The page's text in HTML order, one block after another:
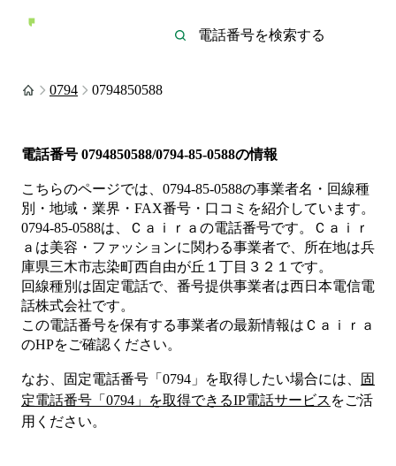
0794 0794850588
電話番号 0794850588/0794-85-0588の情報
こちらのページでは、 0794-85-0588の事業者名・回線種
別・地域・業界・FAX番号・口コミを紹介しています。
0794-85-0588は、 Ｃａｉｒａ の電話番号です。
Ｃａｉｒ
ａは美容・ファッションに関わる事業者で、所在地は兵
庫県三木市志染町西自由が丘１丁目３２１ です。
回線種別は固定電話で、番号提供事業者は西日本電信電
話株式会社です。
この電話番号を保有する事業者の最新情報は Ｃａｉｒａ
のHPをご確認ください。
なお、固定電話番号「 0794 」を取得したい場合には、
固
定電話番号「 0794 」を取得できるIP電話サービス をご活
用ください。